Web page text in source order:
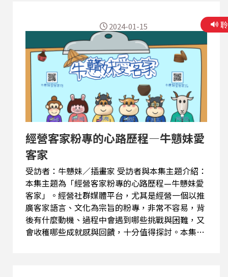
➢落實母語家庭、尤其是客語家庭的過程中，會
遭遇哪些挑戰與困難，又有哪些助力？ ➢為何會
想要創立《用阿姆話講生活》粉專，並都使用客語
字來表達意見、分享生活？ ➢從日常的溝通，到
下定決心學習客家字、通過認證並成為客語老師的
心路歷程為何？ 學兜仔客家話 & 延伸思考 「你用
麼个語言同細人仔溝通？假使世大人自家都無用母
語，細人仔愛仰般自然使用？」 「現代社會个
策、健全制度來促進本土語言正常化、多語平
經營客家粉專的心路歷程—牛戇妹愛
客家
受訪者：牛戇妹／插畫家 受訪者與本集主題介紹：
本集主題為「經營客家粉專的心路歷程—牛戇妹愛
客家」。經營社群媒體平台，尤其是經營一個以推
廣客家語言、文化為宗旨的粉專，非常不容易，背
後有什麼動機、過程中會遇到哪些挑戰與困難，又
會收穫哪些成就感與回饋，十分值得探討。本集很
2024-01-15